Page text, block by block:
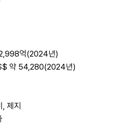
억(2024년)
약 54,280(2024년)
, 제지